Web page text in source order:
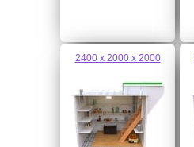
2400 х 2000 х 2000